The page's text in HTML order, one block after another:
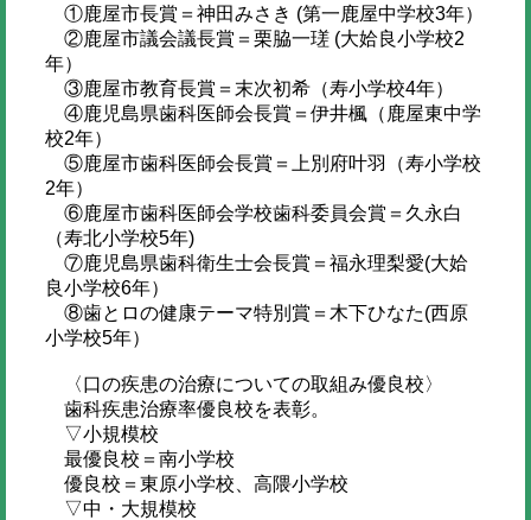
①鹿屋市長賞＝神田みさき (第一鹿屋中学校3年）
②鹿屋市議会議長賞＝栗脇一瑳 (大姶良小学校2
年）
③鹿屋市教育長賞＝末次初希（寿小学校4年）
④鹿児島県歯科医師会長賞＝伊井楓（鹿屋東中学
校2年）
⑤鹿屋市歯科医師会長賞＝上別府叶羽（寿小学校
2年）
⑥鹿屋市歯科医師会学校歯科委員会賞＝久永白
（寿北小学校5年)
⑦鹿児島県歯科衛生士会長賞＝福永理梨愛(大姶
良小学校6年）
⑧歯とロの健康テーマ特別賞＝木下ひなた(西原
小学校5年）
〈口の疾患の治療についての取組み優良校〉
歯科疾患治療率優良校を表彰。
▽小規模校
最優良校＝南小学校
優良校＝東原小学校、高隈小学校
▽中・大規模校